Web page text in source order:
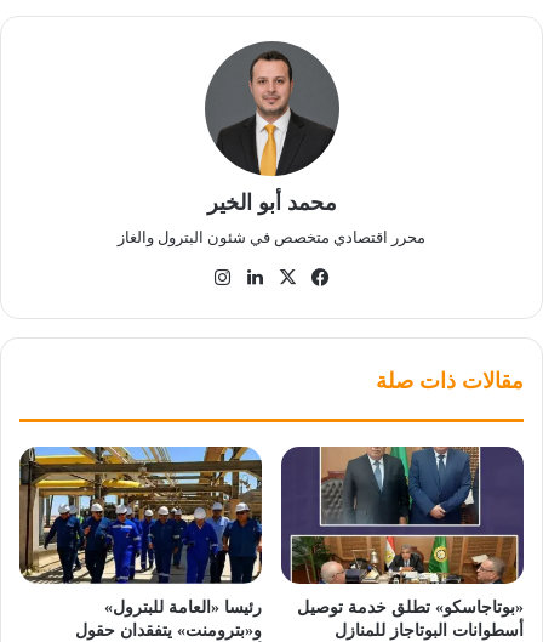
محمد أبو الخير
محرر اقتصادي متخصص في شئون البترول والغاز
فيسبوك
‫X لينكدإن
مقالات ذات صلة
«بوتاجاسكو» تطلق خدمة توصيل
أسطوانات البوتاجاز للمنازل
رئيسا «العامة للبترول»
و«بترومنت» يتفقدان حقول